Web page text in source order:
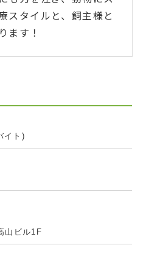
スタイルと、飼主様と
ます！
イト)
山ビル1F